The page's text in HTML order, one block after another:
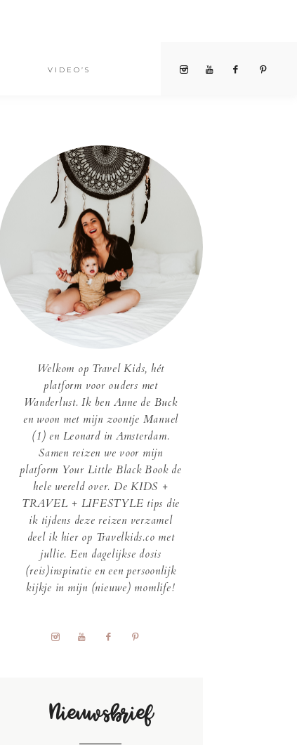
VIDEO’S
Welkom op Travel Kids, hét
platform voor ouders met
Wanderlust. Ik ben Anne de Buck
en woon met mijn zoontje Manuel
(1) en Leonard in Amsterdam.
Samen reizen we voor mijn
platform Your Little Black Book de
hele wereld over. De KIDS +
TRAVEL + LIFESTYLE tips die
ik tijdens deze reizen verzamel
deel ik hier op Travelkids.co met
jullie. Een dagelijkse dosis
(reis)inspiratie en een persoonlijk
kijkje in mijn (nieuwe) momlife!
Nieuwsbrief